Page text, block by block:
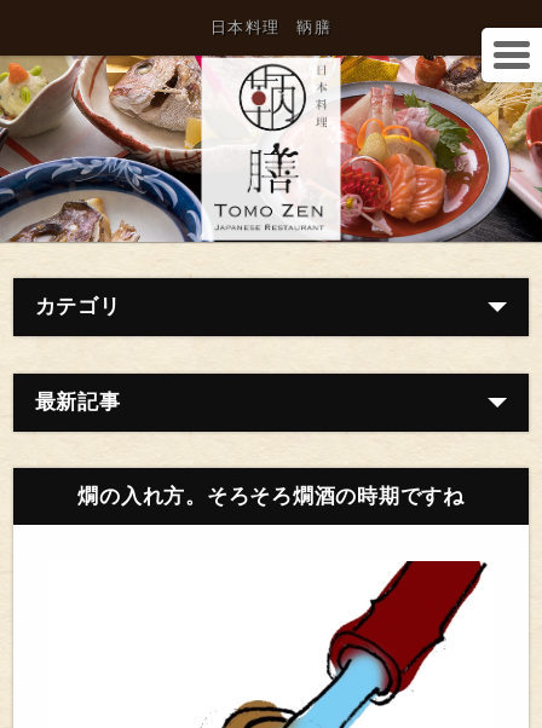
日本料理 鞆膳
カテゴリ
最新記事
燗の入れ方。そろそろ燗酒の時期ですね